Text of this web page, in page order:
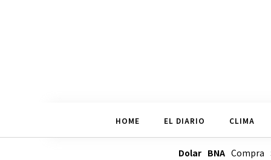
HOME EL DIARIO CLIMA
Dolar BNACompra